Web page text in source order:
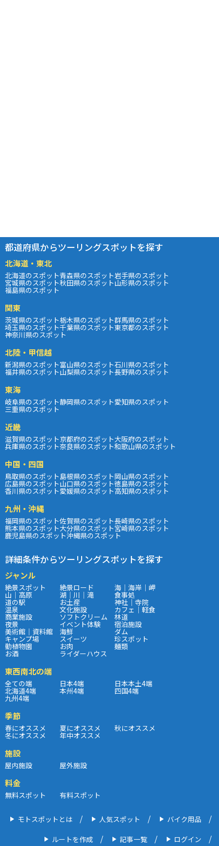
都道府県からツーリングスポットを探す
北海道・東北
北海道のスポット青森県のスポット岩手県のスポット
宮城県のスポット秋田県のスポット山形県のスポット
福島県のスポット
関東
茨城県のスポット栃木県のスポット群馬県のスポット
埼玉県のスポット千葉県のスポット東京都のスポット
神奈川県のスポット
北陸・甲信越
新潟県のスポット富山県のスポット石川県のスポット
福井県のスポット山梨県のスポット長野県のスポット
東海
岐阜県のスポット静岡県のスポット愛知県のスポット
三重県のスポット
近畿
滋賀県のスポット京都府のスポット大阪府のスポット
兵庫県のスポット奈良県のスポット和歌山県のスポット
中国・四国
鳥取県のスポット島根県のスポット岡山県のスポット
広島県のスポット山口県のスポット徳島県のスポット
香川県のスポット愛媛県のスポット高知県のスポット
九州・沖縄
福岡県のスポット佐賀県のスポット長崎県のスポット
熊本県のスポット大分県のスポット宮崎県のスポット
鹿児島県のスポット沖縄県のスポット
詳細条件からツーリングスポットを探す
ジャンル
絶景スポット 絶景ロード 海｜海岸｜岬
山｜高原 湖｜川｜滝 食事処
道の駅 お土産 神社｜寺院
温泉 文化施設 カフェ｜軽食
商業施設 ソフトクリーム 林道
夜景 イベント体験 宿泊施設
美術館｜資料館 海鮮 ダム
キャンプ場 スイーツ 珍スポット
動植物園 お肉 麺類
お酒 ライダーハウス
東西南北の端
全ての端 日本4端 日本本土4端
北海道4端 本州4端 四国4端
九州4端
季節
春にオススメ 夏にオススメ 秋にオススメ
冬にオススメ 年中オススメ
施設
屋内施設 屋外施設
料金
無料スポット 有料スポット
モトスポットとは 人気スポット バイク用品
ルートを作成 記事一覧 ログイン